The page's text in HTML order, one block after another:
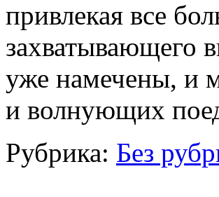
привлекая все
захватывающего
уже намечены, и
и волнующих
Рубрика: Без